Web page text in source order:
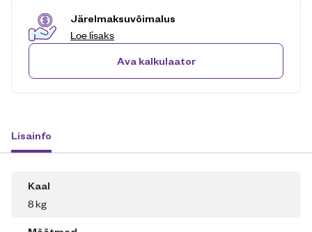
Järelmaksuvõimalus
Loe lisaks
Ava kalkulaator
Lisainfo
Kaal
8 kg